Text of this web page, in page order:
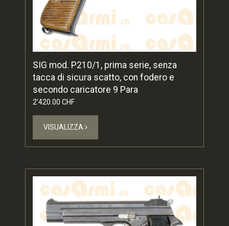
SIG mod. P210/1, prima serie, senza
tacca di sicura scatto, con fodero e
secondo caricatore 9 Para
2'420.00 CHF
VISUALIZZA